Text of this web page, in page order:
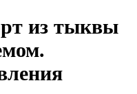
из тыквы